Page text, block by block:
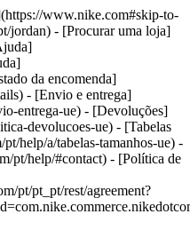
www.nike.com#skip-to-
jordan) - [Procurar uma loja]
da encomenda]
- [Envio e entrega]
entrega-ue) - [Devoluções]
devolucoes-ue) - [Tabelas
help/a/tabelas-tamanhos-ue) -
pt/help/#contact) - [Política de
pt/pt_pt/rest/agreement?